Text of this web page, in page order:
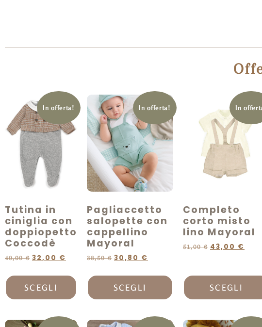
In offerta!
Tutina in
ciniglia con
doppiopetto
Coccodè
40,00€ 32,00 €
SCEGLI
In offerta!
Pagliaccetto
salopette con
cappellino
Mayoral
38,50€ 30,80 €
SCEGLI
In
Completo
corto misto
lino Mayoral
51,00€ 43,00 €
SCEGLI